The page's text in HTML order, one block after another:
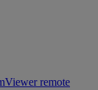
remote